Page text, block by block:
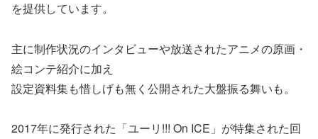
を提供しています。
主に制作状況のインタビューや放送されたアニメの原画・
絵コンテ紹介に加え
設定資料集も惜しげも無く公開された大盤振る舞いも。
2017年に発行された「ユーリ!!! On ICE」が特集された回